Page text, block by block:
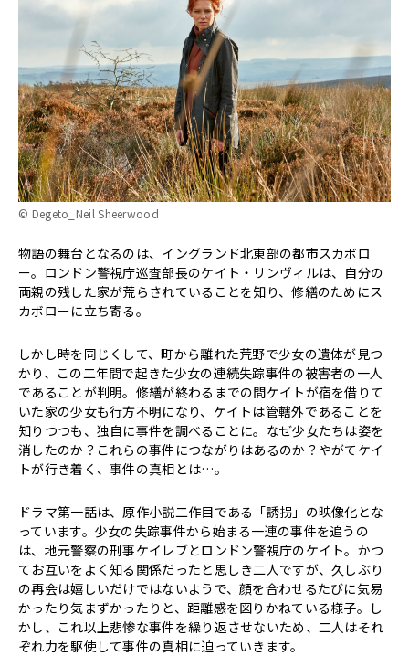
© Degeto_Neil Sheerwood
物語の舞台となるのは、イングランド北東部の都市スカボロ
ー。ロンドン警視庁巡査部長のケイト・リンヴィルは、自分の
両親の残した家が荒らされていることを知り、修繕のためにス
カボローに立ち寄る。
しかし時を同じくして、町から離れた荒野で少女の遺体が見つ
かり、この二年間で起きた少女の連続失踪事件の被害者の一人
であることが判明。修繕が終わるまでの間ケイトが宿を借りて
いた家の少女も行方不明になり、ケイトは管轄外であることを
知りつつも、独自に事件を調べることに。なぜ少女たちは姿を
消したのか？これらの事件につながりはあるのか？やがてケイ
トが行き着く、事件の真相とは…。
ドラマ第一話は、原作小説二作目である「誘拐」の映像化とな
っています。少女の失踪事件から始まる一連の事件を追うの
は、地元警察の刑事ケイレブとロンドン警視庁のケイト。かつ
てお互いをよく知る関係だったと思しき二人ですが、久しぶり
の再会は嬉しいだけではないようで、顔を合わせるたびに気易
かったり気まずかったりと、距離感を図りかねている様子。し
かし、これ以上悲惨な事件を繰り返させないため、二人はそれ
ぞれ力を駆使して事件の真相に迫っていきます。